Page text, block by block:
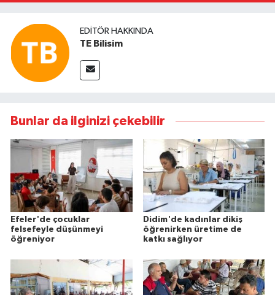
EDITÖR HAKKINDA
TE Bilisim
Bunlar da ilginizi çekebilir
Efeler'de çocuklar
felsefeyle düşünmeyi
öğreniyor
Didim'de kadınlar dikiş
öğrenirken üretime de
katkı sağlıyor